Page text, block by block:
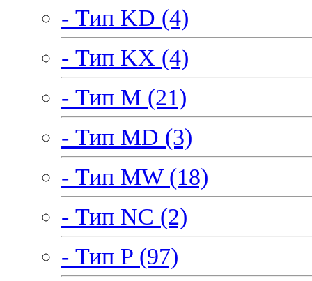
- Тип KD (4)
- Тип KX (4)
- Тип M (21)
- Тип MD (3)
- Тип MW (18)
- Тип NC (2)
- Тип P (97)